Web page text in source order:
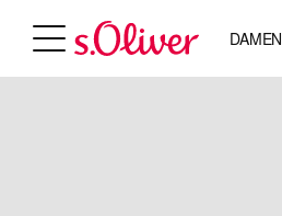
DAMEN